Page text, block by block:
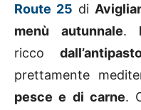
Route 25 di
menù autunnale.
ricco
prettamente
pesce e di carne.